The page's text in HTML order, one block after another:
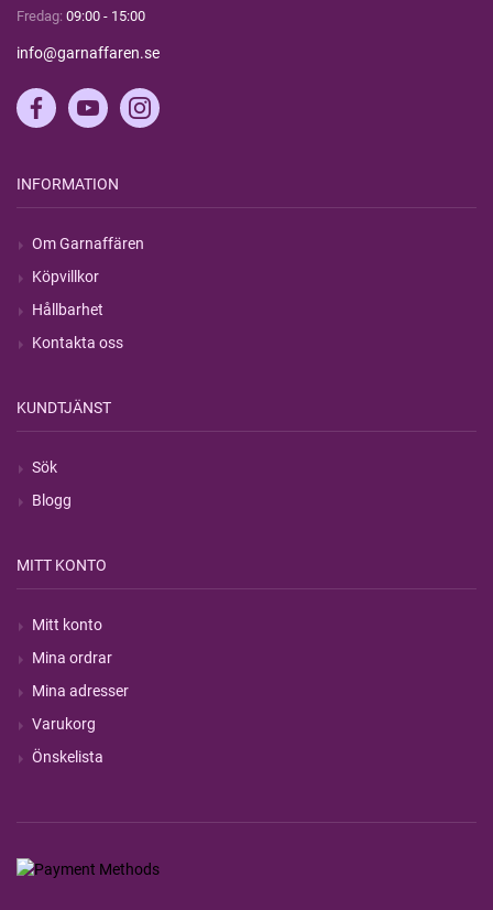
Fredag: 09:00 - 15:00
info@garnaffaren.se
INFORMATION
Om Garnaffären
Köpvillkor
Hållbarhet
Kontakta oss
KUNDTJÄNST
Sök
Blogg
MITT KONTO
Mitt konto
Mina ordrar
Mina adresser
Varukorg
Önskelista